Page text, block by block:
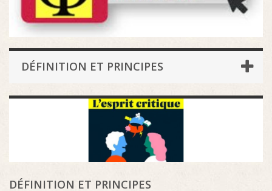
DÉFINITION ET PRINCIPES
DÉFINITION ET PRINCIPES